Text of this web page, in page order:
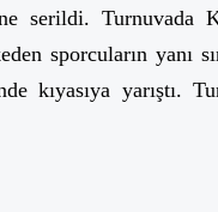
serildi. Turnuvada
sporcuların yanı
kıyasıya yarıştı.